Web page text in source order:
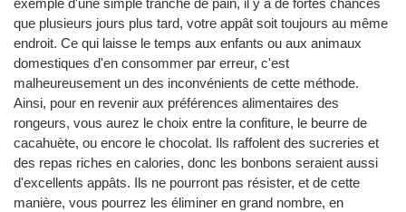
exemple d'une simple tranche de pain, il y a de fortes chances
que plusieurs jours plus tard, votre appât soit toujours au même
endroit. Ce qui laisse le temps aux enfants ou aux animaux
domestiques d'en consommer par erreur, c'est
malheureusement un des inconvénients de cette méthode.
Ainsi, pour en revenir aux préférences alimentaires des
rongeurs, vous aurez le choix entre la confiture, le beurre de
cacahuète, ou encore le chocolat. Ils raffolent des sucreries et
des repas riches en calories, donc les bonbons seraient aussi
d'excellents appâts. Ils ne pourront pas résister, et de cette
manière, vous pourrez les éliminer en grand nombre, en